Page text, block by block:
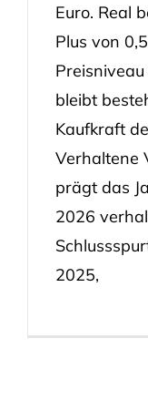
Euro. Real
Plus von
bleibt
Kaufkraft
Verhaltene
prägt das
2026
2025,